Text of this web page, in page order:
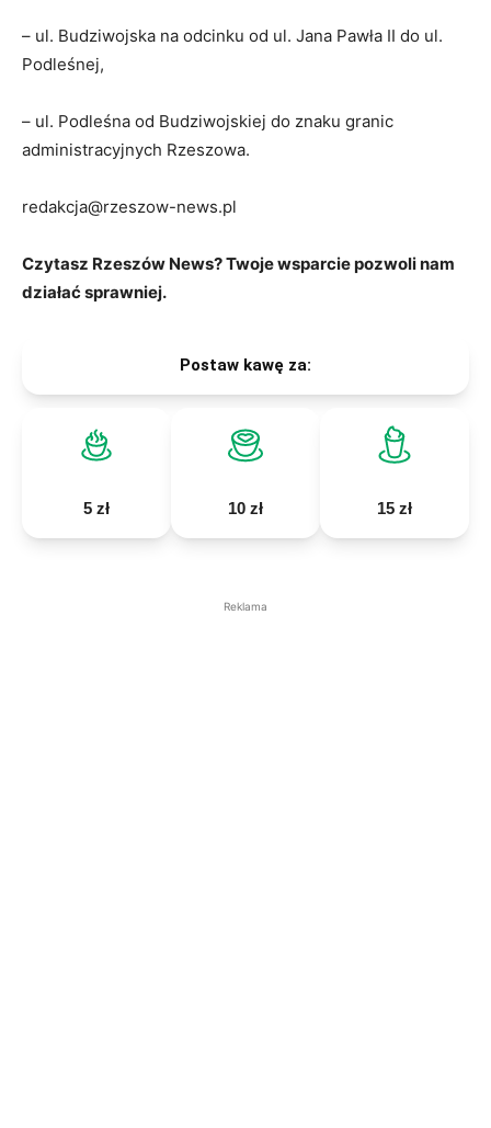
– ul. Budziwojska na odcinku od ul. Jana Pawła II do ul.
Podleśnej,
– ul. Podleśna od Budziwojskiej do znaku granic
administracyjnych Rzeszowa.
redakcja@rzeszow-news.pl
Czytasz Rzeszów News? Twoje wsparcie pozwoli nam
działać sprawniej.
Postaw kawę za:
5 zł 10 zł 15 zł
Reklama